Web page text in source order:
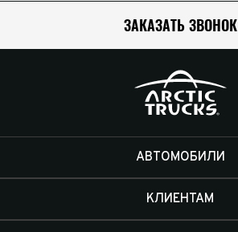
ЗАКАЗАТЬ ЗВОНОК
АВТОМОБИЛИ
КЛИЕНТАМ